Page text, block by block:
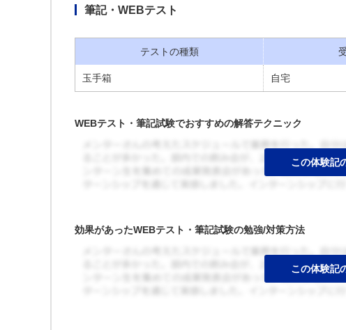
筆記・WEBテスト
テストの種類
玉手箱 自宅
WEBテスト・筆記試験でおすすめの解答テクニック
効果があったWEBテスト・筆記試験の勉強/対策方法